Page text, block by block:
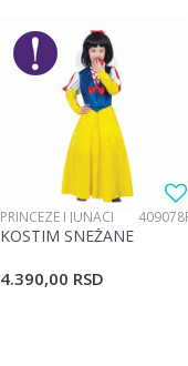
PRINCEZE I JUNACI
KOSTIM SNEŽANE
4.390,00 RSD